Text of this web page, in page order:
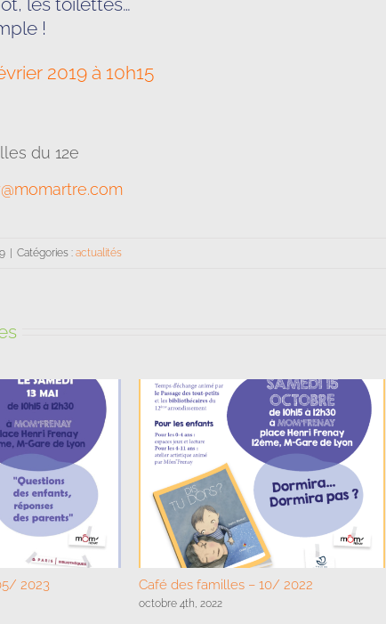
!
2019 à 10h15
du 12e
| Catégories : actualités
2023 Café des familles – 10/ 2022
octobre 4th, 2022